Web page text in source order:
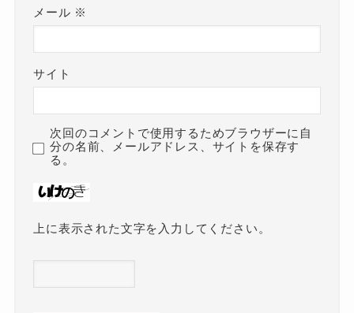
メール ※
サイト
次回のコメントで使用するためブラウザーに自
分の名前、メールアドレス、サイトを保存す
る。
上に表示された文字を入力してください。